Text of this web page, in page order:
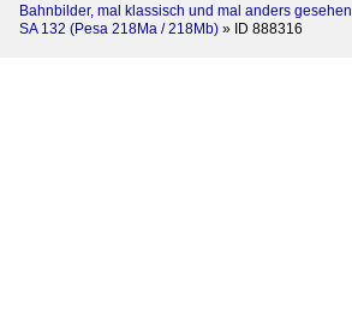
Bahnbilder, mal klassisch und mal anders gesehen.
SA 132 (Pesa 218Ma / 218Mb) » ID 888316